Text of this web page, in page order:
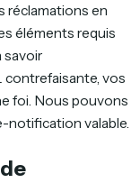
réclamations en
éléments requis
savoir
vos
foi. Nous pouvons
notification valable.